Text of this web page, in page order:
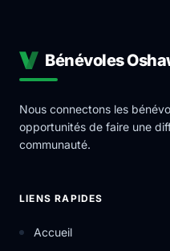
Bénévoles
Nous connectons les
opportunités de faire une
communauté.
LIENS RAPIDES
Accueil